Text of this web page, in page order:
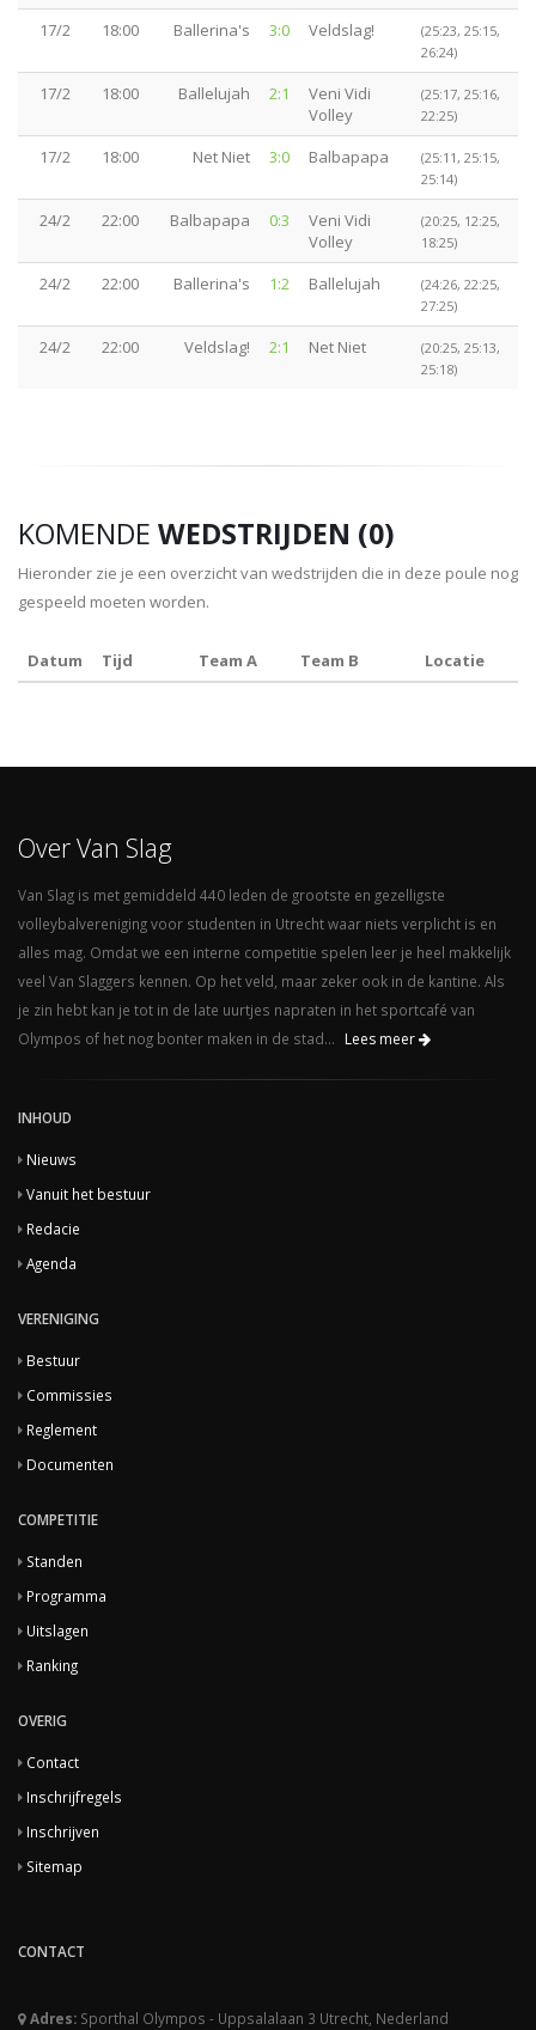
17/2 18:00 Ballerina's 3:0 Veldslag!
(25:23, 25:15,
26:24)
17/2 18:00 Ballelujah 2:1
Veni Vidi
Volley
(25:17, 25:16,
22:25)
17/2 18:00 Net Niet 3:0 Balbapapa
(25:11, 25:15,
25:14)
24/2 22:00 Balbapapa 0:3
Veni Vidi
Volley
(20:25, 12:25,
18:25)
24/2 22:00 Ballerina's 1:2 Ballelujah
(24:26, 22:25,
27:25)
24/2 22:00 Veldslag! 2:1 Net Niet
(20:25, 25:13,
25:18)
KOMENDE WEDSTRIJDEN (0)
Hieronder zie je een overzicht van wedstrijden die in deze poule nog
gespeeld moeten worden.
Datum Tijd Team A Team B Locatie
Over Van Slag
Van Slag is met gemiddeld 440 leden de grootste en gezelligste
volleybalvereniging voor studenten in Utrecht waar niets verplicht is en
alles mag. Omdat we een interne competitie spelen leer je heel makkelijk
veel Van Slaggers kennen. Op het veld, maar zeker ook in de kantine. Als
je zin hebt kan je tot in de late uurtjes napraten in het sportcafé van
Olympos of het nog bonter maken in de stad...
Lees meer
INHOUD
Nieuws
Vanuit het bestuur
Redacie
Agenda
VERENIGING
Bestuur
Commissies
Reglement
Documenten
COMPETITIE
Standen
Programma
Uitslagen
Ranking
OVERIG
Contact
Inschrijfregels
Inschrijven
Sitemap
CONTACT
Adres: Sporthal Olympos - Uppsalalaan 3 Utrecht, Nederland